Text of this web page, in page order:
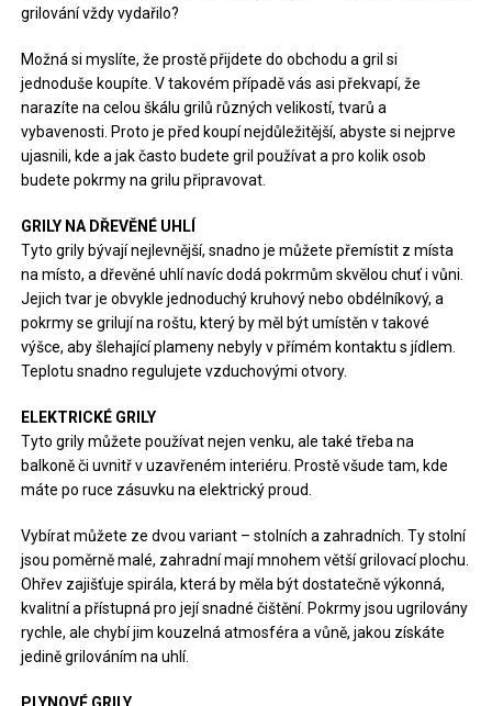
grilování vždy vydařilo?
Možná si myslíte, že prostě přijdete do obchodu a gril si
jednoduše koupíte. V takovém případě vás asi překvapí, že
narazíte na celou škálu grilů různých velikostí, tvarů a
vybavenosti. Proto je před koupí nejdůležitější, abyste si nejprve
ujasnili, kde a jak často budete gril používat a pro kolik osob
budete pokrmy na grilu připravovat.
GRILY NA DŘEVĚNÉ UHLÍ
Tyto grily bývají nejlevnější, snadno je můžete přemístit z místa
na místo, a dřevěné uhlí navíc dodá pokrmům skvělou chuť i vůni.
Jejich tvar je obvykle jednoduchý kruhový nebo obdélníkový, a
pokrmy se grilují na roštu, který by měl být umístěn v takové
výšce, aby šlehající plameny nebyly v přímém kontaktu s jídlem.
Teplotu snadno regulujete vzduchovými otvory.
ELEKTRICKÉ GRILY
Tyto grily můžete používat nejen venku, ale také třeba na
balkoně či uvnitř v uzavřeném interiéru. Prostě všude tam, kde
máte po ruce zásuvku na elektrický proud.
Vybírat můžete ze dvou variant – stolních a zahradních. Ty stolní
jsou poměrně malé, zahradní mají mnohem větší grilovací plochu.
Ohřev zajišťuje spirála, která by měla být dostatečně výkonná,
kvalitní a přístupná pro její snadné čištění. Pokrmy jsou ugrilovány
rychle, ale chybí jim kouzelná atmosféra a vůně, jakou získáte
jedině grilováním na uhlí.